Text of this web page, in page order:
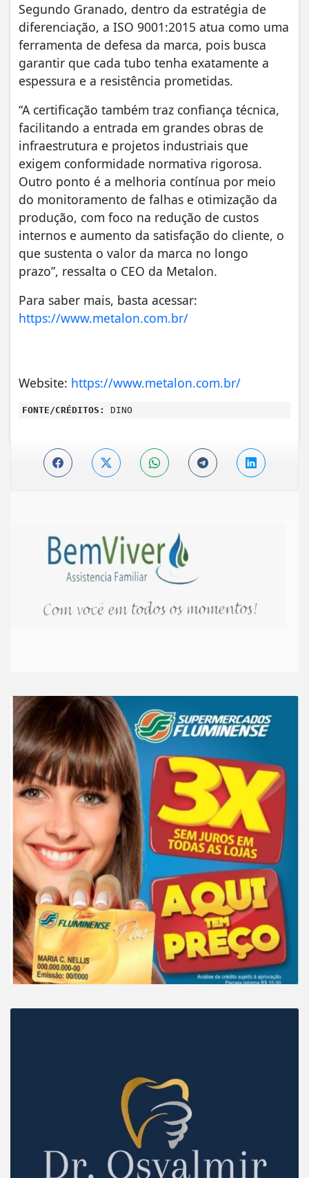
Segundo Granado, dentro da estratégia de
diferenciação, a ISO 9001:2015 atua como uma
ferramenta de defesa da marca, pois busca
garantir que cada tubo tenha exatamente a
espessura e a resistência prometidas.
“A certificação também traz confiança técnica,
facilitando a entrada em grandes obras de
infraestrutura e projetos industriais que
exigem conformidade normativa rigorosa.
Outro ponto é a melhoria contínua por meio
do monitoramento de falhas e otimização da
produção, com foco na redução de custos
internos e aumento da satisfação do cliente, o
que sustenta o valor da marca no longo
prazo”, ressalta o CEO da Metalon.
Para saber mais, basta acessar:
https://www.metalon.com.br/
Website: https://www.metalon.com.br/
FONTE/CRÉDITOS: DINO